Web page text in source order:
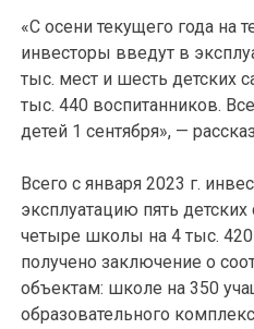
«С осени текущего года на
инвесторы введут в
тыс. мест и шесть детских
тыс. 440 воспитанников.
детей 1 сентября», —
Всего с января 2023 г.
эксплуатацию пять
четыре школы на 4 тыс.
получено заключение о
объектам: школе на 350
образовательного